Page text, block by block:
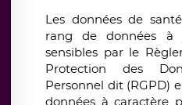
Les données de
rang de données à
sensibles par le
Protection des
Personnel dit (RGPD)
données à caractère